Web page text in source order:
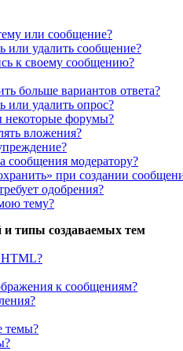
или сообщение?
или удалить сообщение?
к своему сообщению?
больше вариантов ответа?
или удалить опрос?
форумы?
вложения?
сообщения модератору?
при создании
одобрения?
тему?
типы создаваемых тем
HTML?
к сообщениям?
темы?